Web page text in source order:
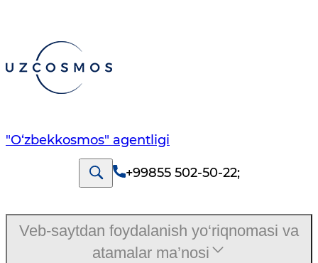
"O‘zbekkosmos" agentligi
+99855 502-50-22;
Veb-saytdan foydalanish yo‘riqnomasi va
atamalar ma’nosi